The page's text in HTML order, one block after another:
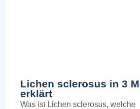
Lichen sclerosus in 3
erklärt
Was ist Lichen sclerosus, welche